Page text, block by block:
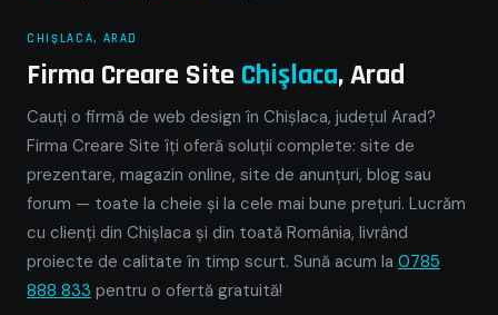
CHIŞLACA, ARAD
Firma Creare Site Chişlaca, Arad
Cauți o firmă de web design în Chişlaca, județul Arad?
Firma Creare Site îți oferă soluții complete: site de
prezentare, magazin online, site de anunțuri, blog sau
forum — toate la cheie și la cele mai bune prețuri. Lucrăm
cu clienți din Chişlaca și din toată România, livrând
proiecte de calitate în timp scurt. Sună acum la 0785
888 833 pentru o ofertă gratuită!